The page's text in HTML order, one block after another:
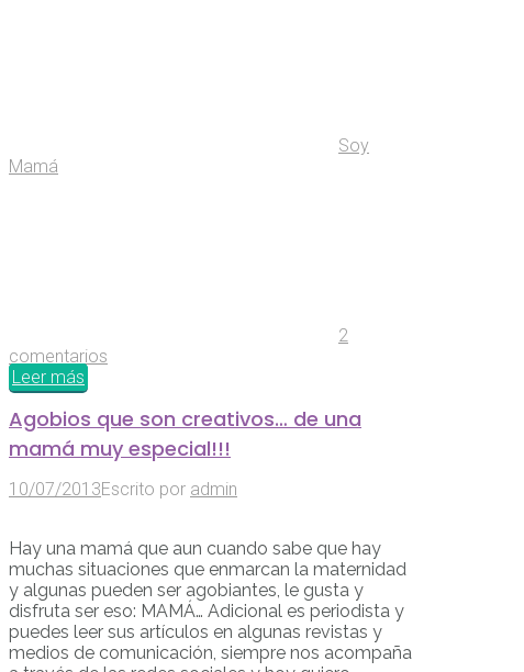
Soy
Mamá
2
comentarios
Leer más
Agobios que son creativos… de una
mamá muy especial!!!
10/07/2013Escrito por admin
Hay una mamá que aun cuando sabe que hay
muchas situaciones que enmarcan la maternidad
y algunas pueden ser agobiantes, le gusta y
disfruta ser eso: MAMÁ… Adicional es periodista y
puedes leer sus artículos en algunas revistas y
medios de comunicación, siempre nos acompaña